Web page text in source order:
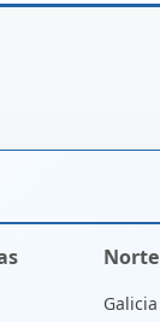
Norte
Galicia